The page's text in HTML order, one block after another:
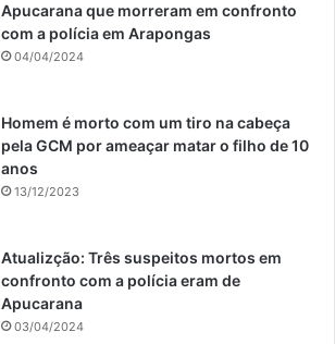
Apucarana que morreram em confronto
com a polícia em Arapongas
04/04/2024
Homem é morto com um tiro na cabeça
pela GCM por ameaçar matar o filho de 10
anos
13/12/2023
Atualizção: Três suspeitos mortos em
confronto com a polícia eram de
Apucarana
03/04/2024